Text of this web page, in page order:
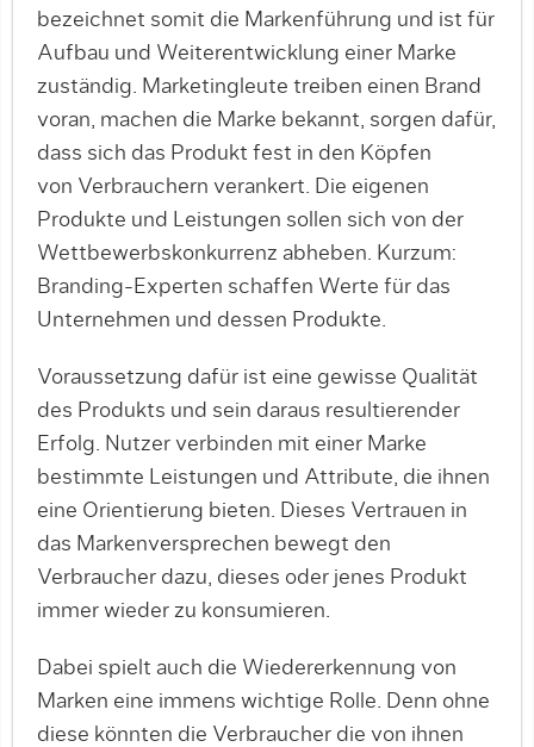
bezeichnet somit die Markenführung und ist für
Aufbau und Weiterentwicklung einer Marke
zuständig. Marketingleute treiben einen Brand
voran, machen die Marke bekannt, sorgen dafür,
dass sich das Produkt fest in den Köpfen
von Verbrauchern verankert. Die eigenen
Produkte und Leistungen sollen sich von der
Wettbewerbskonkurrenz abheben. Kurzum:
Branding-Experten schaffen Werte für das
Unternehmen und dessen Produkte.
Voraussetzung dafür ist eine gewisse Qualität
des Produkts und sein daraus resultierender
Erfolg. Nutzer verbinden mit einer Marke
bestimmte Leistungen und Attribute, die ihnen
eine Orientierung bieten. Dieses Vertrauen in
das Markenversprechen bewegt den
Verbraucher dazu, dieses oder jenes Produkt
immer wieder zu konsumieren.
Dabei spielt auch die Wiedererkennung von
Marken eine immens wichtige Rolle. Denn ohne
diese könnten die Verbraucher die von ihnen